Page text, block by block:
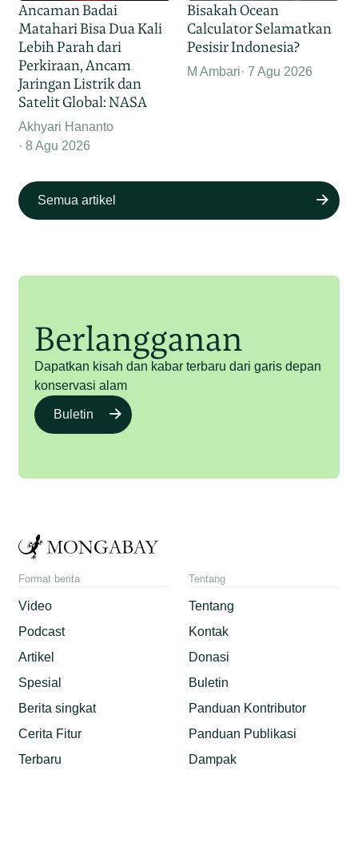
Ancaman Badai
Matahari Bisa Dua Kali
Lebih Parah dari
Perkiraan, Ancam
Jaringan Listrik dan
Satelit Global: NASA
Akhyari Hananto
8 Agu 2026
Bisakah Ocean
Calculator Selamatkan
Pesisir Indonesia?
M Ambari 7 Agu 2026
Semua artikel
Berlangganan
Dapatkan kisah dan kabar terbaru dari garis depan
konservasi alam
Buletin
Format berita
Video
Podcast
Artikel
Spesial
Berita singkat
Cerita Fitur
Terbaru
Tentang
Tentang
Kontak
Donasi
Buletin
Panduan Kontributor
Panduan Publikasi
Dampak